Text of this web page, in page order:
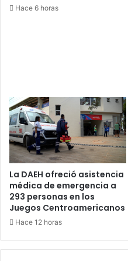
Hace 6 horas
La DAEH ofreció asistencia
médica de emergencia a
293 personas en los
Juegos Centroamericanos
Hace 12 horas